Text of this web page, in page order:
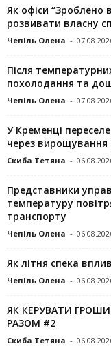
Як офіси “Зроблено
розвивати власну
Чепіль Олена -
Після
похолодання та
Чепіль Олена -
У Кременці
через вирощування
Скиба Тетяна -
Представники
температуру
транспорту
Чепіль Олена -
Як літня спека
Чепіль Олена -
ЯК КЕРУВАТИ
РАЗОМ #2
Скиба Тетяна -